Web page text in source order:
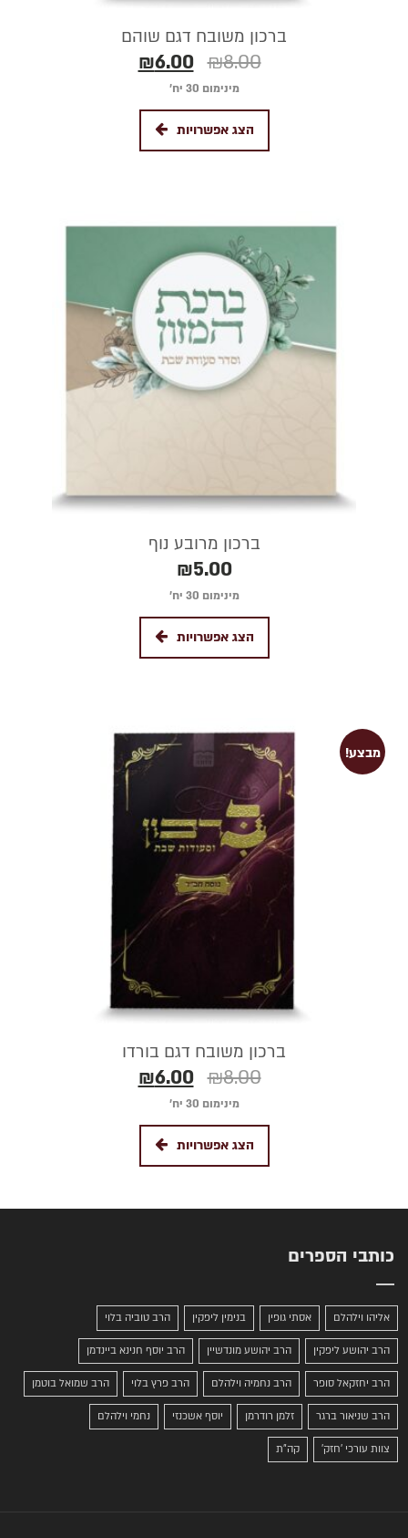
ברכון משובח דגם שוהם
₪8.00
₪6.00
מינימום 30 יח׳
הצג אפשרויות
ברכון מרובע נוף
₪5.00
מינימום 30 יח׳
הצג אפשרויות
מבצע!
ברכון משובח דגם בורדו
₪8.00
₪6.00
מינימום 30 יח׳
הצג אפשרויות
כותבי הספרים
אליהו וילהלם אסתי גופין בנימין ליפקין הרב טוביה בלוי
הרב יהושע ליפקין הרב יהושע מונדשיין הרב יוסף חנינא ביינדמן
הרב יחזקאל סופר הרב נחמיה וילהלם הרב פרץ בלוי הרב שמואל בוטמן
הרב שניאור ברגר זלמן רודרמן יוסף אשכנזי נחמי וילהלם
צוות עורכי 'חזק' קה"ת